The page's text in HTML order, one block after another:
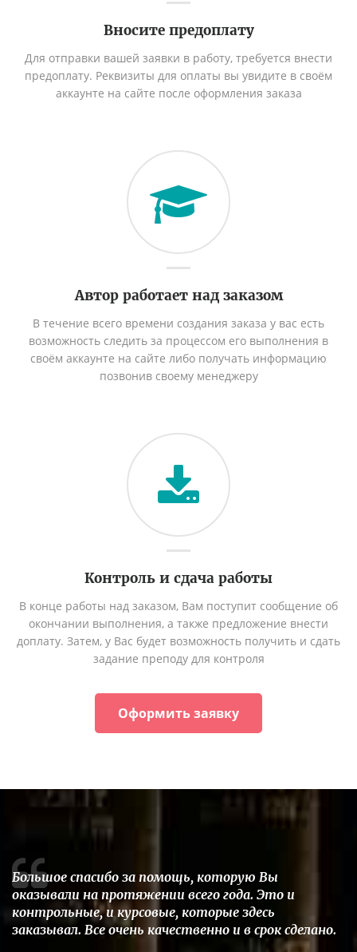
Вносите предоплату
Для отправки вашей заявки в работу, требуется внести
предоплату. Реквизиты для оплаты вы увидите в своём
аккаунте на сайте после оформления заказа
Автор работает над заказом
В течение всего времени создания заказа у вас есть
возможность следить за процессом его выполнения в
своём аккаунте на сайте либо получать информацию
позвонив своему менеджеру
Контроль и сдача работы
В конце работы над заказом, Вам поступит сообщение об
окончании выполнения, а также предложение внести
доплату. Затем, у Вас будет возможность получить и сдать
задание преподу для контроля
Оформить заявку
Большое спасибо за помощь, которую Вы
оказывали на протяжении всего года. Это и
контрольные, и курсовые, которые здесь
заказывал. Все очень качественно и в срок сделано.